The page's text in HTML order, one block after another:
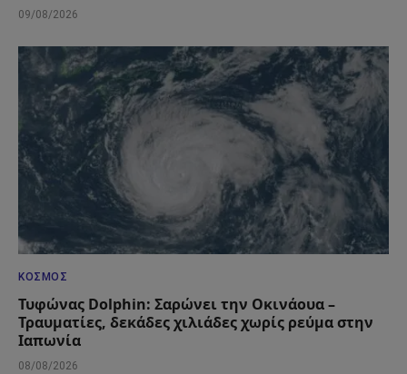
09/08/2026
ΚΌΣΜΟΣ
Τυφώνας Dolphin: Σαρώνει την Οκινάουα –
Τραυματίες, δεκάδες χιλιάδες χωρίς ρεύμα στην
Ιαπωνία
08/08/2026